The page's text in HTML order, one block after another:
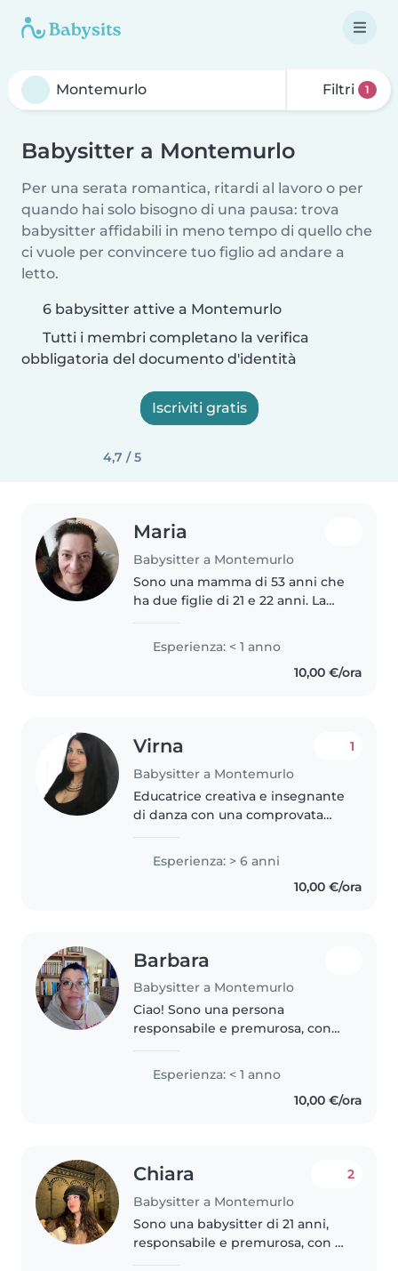
Filtri 1
Babysitter a Montemurlo
Per una serata romantica, ritardi al lavoro o per
quando hai solo bisogno di una pausa: trova
babysitter affidabili in meno tempo di quello che
ci vuole per convincere tuo figlio ad andare a
letto.
6 babysitter attive a Montemurlo
Tutti i membri completano la verifica
obbligatoria del documento d'identità
Iscriviti gratis
4,7 / 5
Maria
Babysitter a Montemurlo
Sono una mamma di 53 anni che
ha due figlie di 21 e 22 anni. La
il pomeriggio cerco bambini da
accudire e anche aiutare nello
Esperienza: < 1 anno
10,00 €/ora
Virna
Babysitter a Montemurlo
1
Educatrice creativa e insegnante
di danza con una comprovata
Ragazza responsabile e paziente,
unisco le mie competenze
Esperienza: > 6 anni
10,00 €/ora
Barbara
Babysitter a Montemurlo
Ciao! Sono una persona
responsabile e premurosa, con
bambini di diverse età, inclusi i
più piccoli con bisogni speciali
come il ritardo globale dello
Esperienza: < 1 anno
10,00 €/ora
Chiara
Babysitter a Montemurlo
2
Sono una babysitter di 21 anni,
responsabile e premurosa, con 2